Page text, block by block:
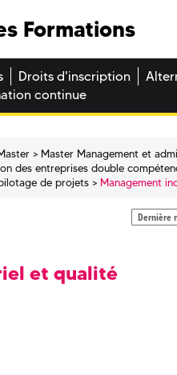
Formations
Droits d'inscription
continue
Master Management et
des entreprises double
de projets
Management
Dernière
et qualité